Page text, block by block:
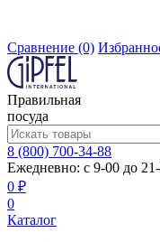
Сравнение (0)
Правильная
посуда
8 (800) 700-34-88
Ежедневно: с 9-00 до
0 ₽
0
Каталог